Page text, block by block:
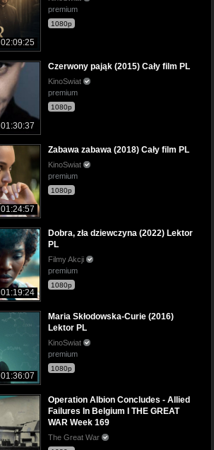
02:09:25
premium
1080p
01:30:37
Czerwony pająk (2015) Cały film PL
KinoSwiat
premium
1080p
01:24:57
Zabawa zabawa (2018) Cały film PL
KinoSwiat
premium
1080p
01:19:24
Dobra, zła dziewczyna (2022) Lektor
PL
Filmy Akcji
premium
1080p
01:36:07
Maria Skłodowska-Curie (2016)
Lektor PL
KinoSwiat
premium
1080p
Operation Albion Concludes - Allied
Failures In Belgium I THE GREAT
WAR Week 169
The Great War